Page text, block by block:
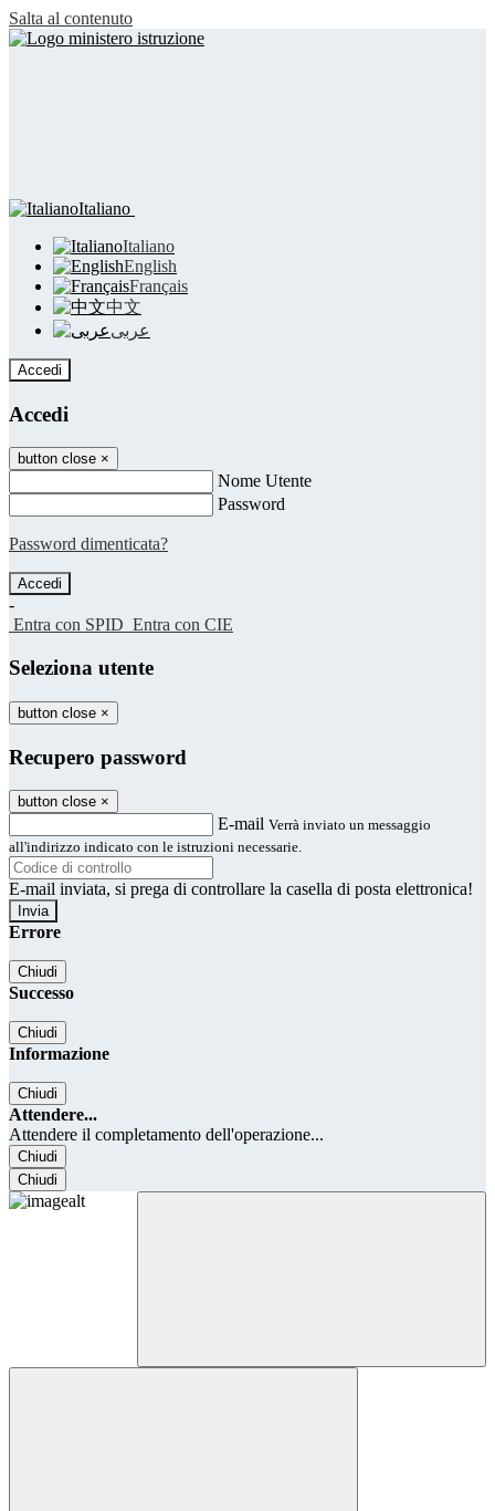
Salta al contenuto
Italiano
Italiano
English
Français
中文
عربى
Accedi
Accedi
button close ×
Nome Utente
Password
Password dimenticata?
-
Entra con SPID Entra con CIE
Seleziona utente
button close ×
Recupero password
button close ×
E-mail Verrà inviato un messaggio
all'indirizzo indicato con le istruzioni necessarie.
E-mail inviata, si prega di controllare la casella di posta elettronica!
Errore
Chiudi
Successo
Chiudi
Informazione
Chiudi
Attendere...
Attendere il completamento dell'operazione...
Chiudi
Chiudi